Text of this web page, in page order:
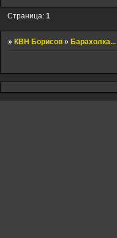
Страница:1
»КВН Борисов »Барахолка...